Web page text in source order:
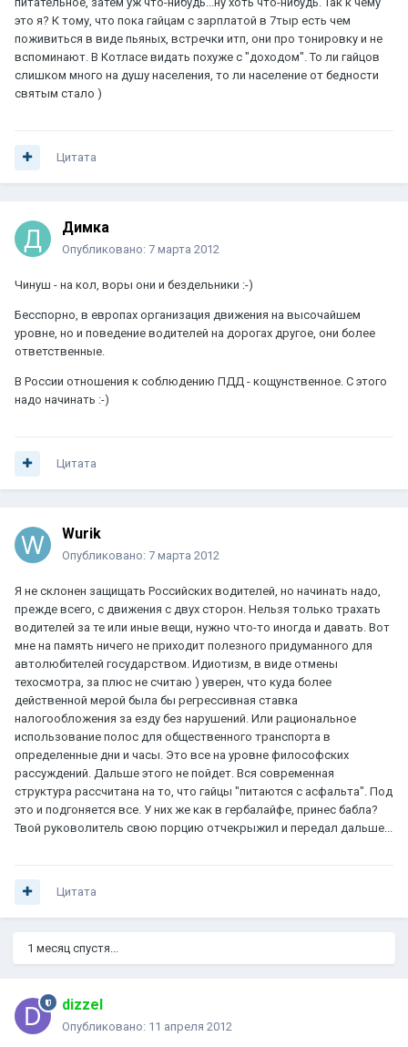
это я? К тому, что пока гайцам с зарплатой в 7тыр есть чем
поживиться в виде пьяных, встречки итп, они про тонировку и не
вспоминают. В Котласе видать похуже с "доходом". То ли гайцов
слишком много на душу населения, то ли население от бедности
святым стало )
Цитата
Димка
Опубликовано: 7 марта 2012
Чинуш - на кол, воры они и бездельники :-)
Бесспорно, в европах организация движения на высочайшем
уровне, но и поведение водителей на дорогах другое, они более
ответственные.
В России отношения к соблюдению ПДД - кощунственное. С этого
надо начинать :-)
Цитата
Wurik
Опубликовано: 7 марта 2012
Я не склонен защищать Российских водителей, но начинать надо,
прежде всего, с движения с двух сторон. Нельзя только трахать
водителей за те или иные вещи, нужно что-то иногда и давать. Вот
мне на память ничего не приходит полезного придуманного для
автолюбителей государством. Идиотизм, в виде отмены
техосмотра, за плюс не считаю ) уверен, что куда более
действенной мерой была бы регрессивная ставка
налогообложения за езду без нарушений. Или рациональное
использование полос для общественного транспорта в
определенные дни и часы. Это все на уровне философских
рассуждений. Дальше этого не пойдет. Вся современная
структура рассчитана на то, что гайцы "питаются с асфальта". Под
это и подгоняется все. У них же как в гербалайфе, принес бабла?
Твой руковолитель свою порцию отчекрыжил и передал дальше...
Цитата
1 месяц спустя...
dizzel
Опубликовано: 11 апреля 2012